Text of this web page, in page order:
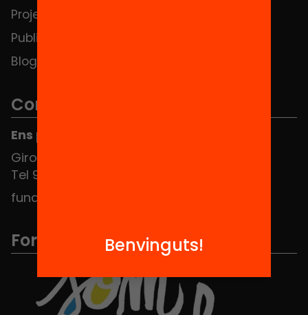
Projectes
Publicacions i vídeos
Blog
Contacte
Ens pots trobar al Hub Social
Girona 34, interior 08010 Barcelona
Tel 934 588 700
fundacio@equitat.org
Formem part de...
Benvinguts!